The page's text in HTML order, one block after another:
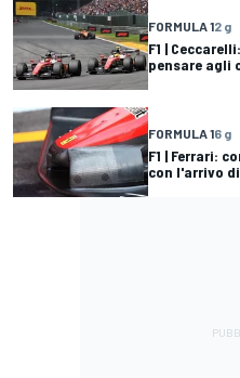
FORMULA 12 g
F1 |
pensare agli
FORMULA 16 g
F1 | Ferrari:
con l'arrivo